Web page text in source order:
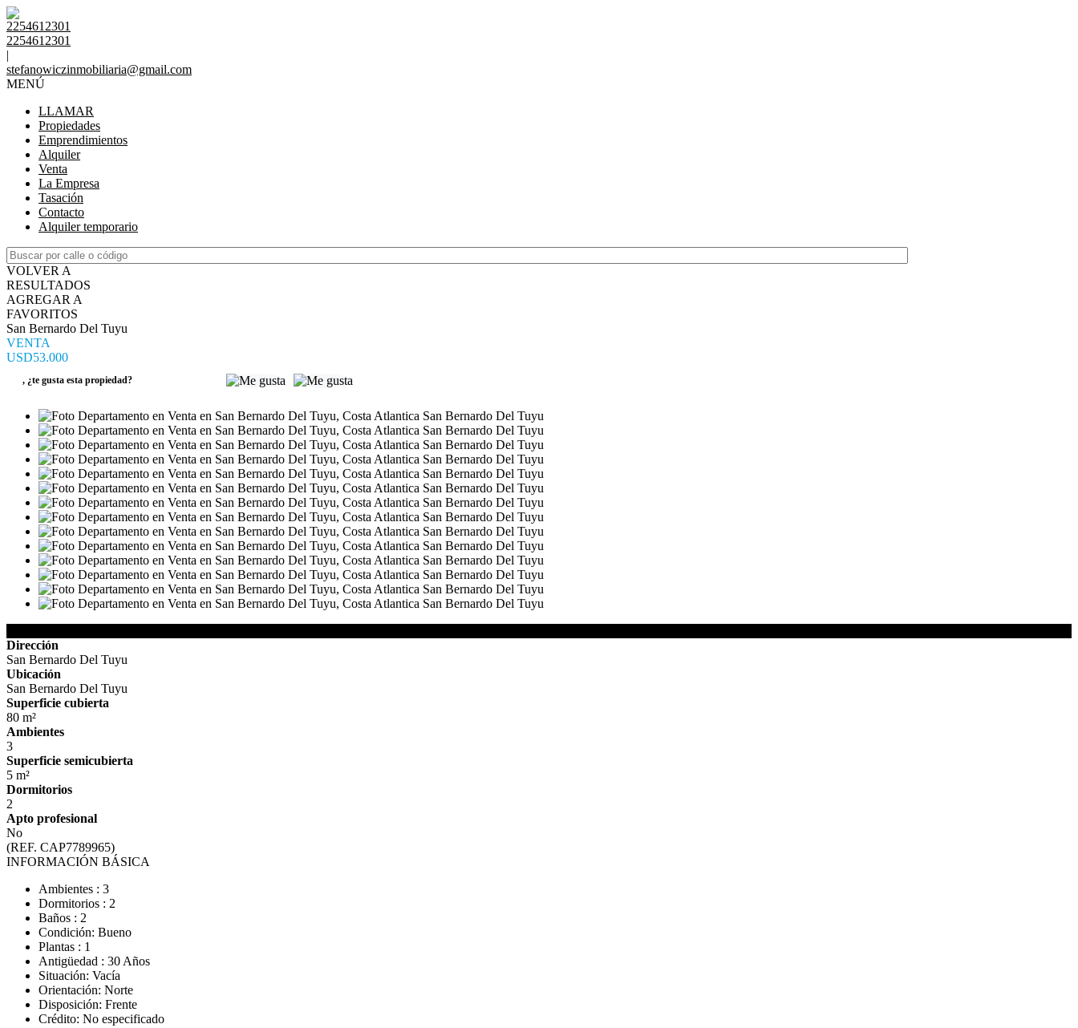
2254612301
2254612301
|
stefanowiczinmobiliaria@gmail.com
MENÚ
LLAMAR
Propiedades
Emprendimientos
Alquiler
Venta
La Empresa
Tasación
Contacto
Alquiler temporario
VOLVER A
RESULTADOS
AGREGAR A
FAVORITOS
San Bernardo Del Tuyu
VENTA
USD53.000
, ¿te gusta esta propiedad?
Dirección
San Bernardo Del Tuyu
Ubicación
San Bernardo Del Tuyu
Superficie cubierta
80 m²
Ambientes
3
Superficie semicubierta
5 m²
Dormitorios
2
Apto profesional
No
(REF. CAP7789965)
INFORMACIÓN BÁSICA
Ambientes : 3
Dormitorios : 2
Baños : 2
Condición: Bueno
Plantas : 1
Antigüedad : 30 Años
Situación: Vacía
Orientación: Norte
Disposición: Frente
Crédito: No especificado